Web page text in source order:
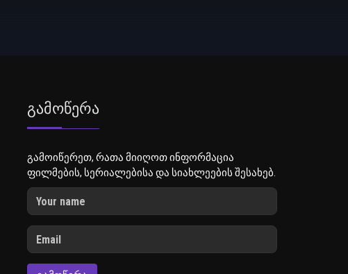
Გამოწერა
გამოიწერეთ, რათა მიიღოთ ინფორმაცია
ფილმების, სერიალებისა და სიახლეების შესახებ.